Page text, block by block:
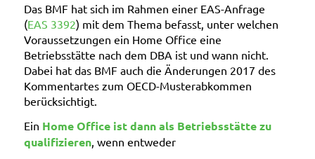
Das BMF hat sich im Rahmen einer EAS-Anfrage
(EAS 3392) mit dem Thema befasst, unter welchen
Voraussetzungen ein Home Office eine
Betriebsstätte nach dem DBA ist und wann nicht.
Dabei hat das BMF auch die Änderungen 2017 des
Kommentartes zum OECD-Musterabkommen
berücksichtigt.
Ein Home Office ist dann als Betriebsstätte zu
qualifizieren, wenn entweder